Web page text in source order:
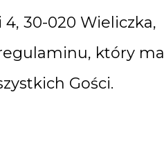
4, 30-020 Wieliczka,
który ma
Gości.